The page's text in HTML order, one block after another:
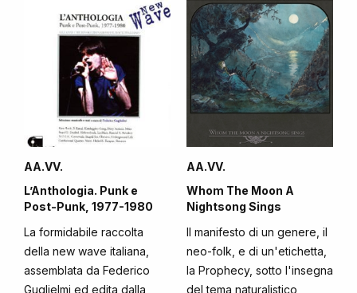
AA.VV.
L’Anthologia. Punk e
Post-Punk, 1977-1980
La formidabile raccolta
della new wave italiana,
assemblata da Federico
Guglielmi ed edita dalla
AA.VV.
Whom The Moon A
Nightsong Sings
Il manifesto di un genere, il
neo-folk, e di un'etichetta,
la Prophecy, sotto l'insegna
del tema naturalistico